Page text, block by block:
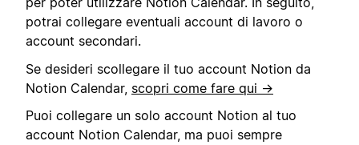
potrai collegare eventuali account di lavoro o
account secondari.
Se desideri scollegare il tuo account Notion da
Notion Calendar, scopri come fare qui →
Puoi collegare un solo account Notion al tuo
account Notion Calendar, ma puoi sempre